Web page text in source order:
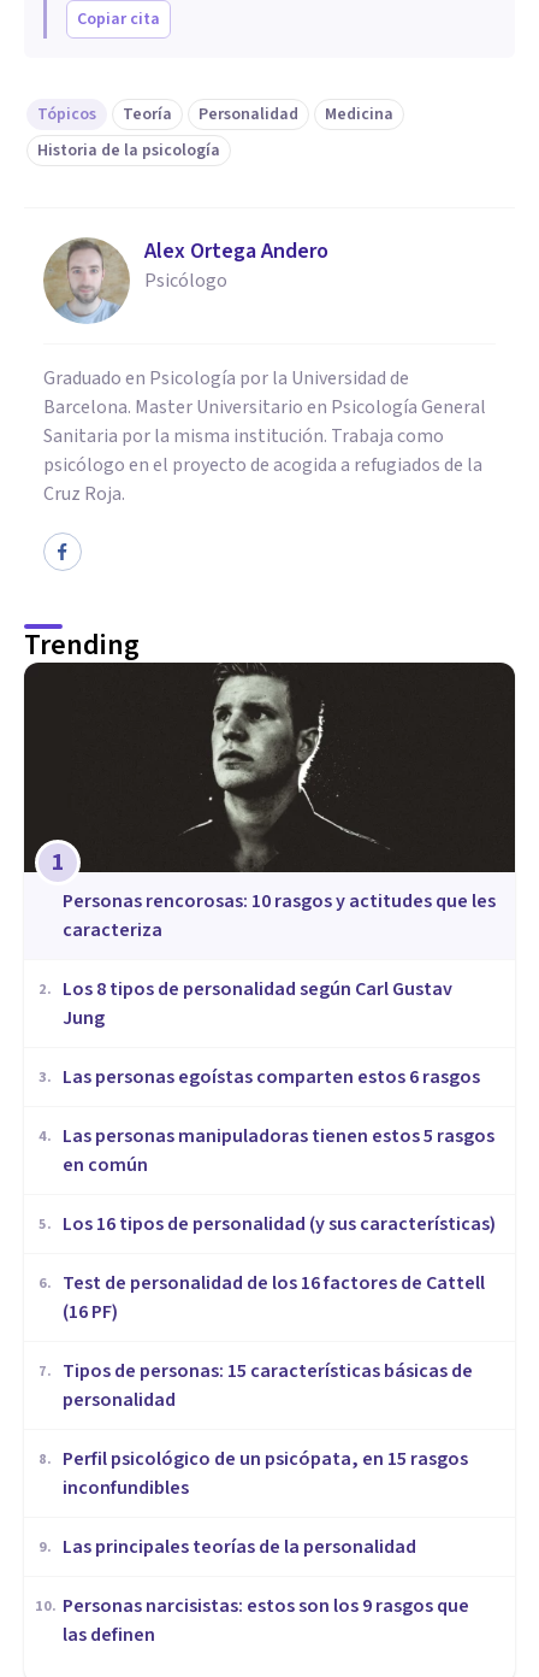
Copiar cita
Tópicos Teoría Personalidad
Medicina
Historia de la psicología
Alex Ortega Andero
Psicólogo
Graduado en Psicología por la Universidad de
Barcelona. Master Universitario en Psicología General
Sanitaria por la misma institución. Trabaja como
psicólogo en el proyecto de acogida a refugiados de la
Cruz Roja.
Trending
1
​Personas rencorosas: 10 rasgos y actitudes que les
caracteriza
2.
​Los 8 tipos de personalidad según Carl Gustav
Jung
3. Las personas egoístas comparten estos 6 rasgos
4.
Las personas manipuladoras tienen estos 5 rasgos
en común
5. Los 16 tipos de personalidad (y sus características)
6.
Test de personalidad de los 16 factores de Cattell
(16 PF)
7.
Tipos de personas: 15 características básicas de
personalidad
8.
Perfil psicológico de un psicópata, en 15 rasgos
inconfundibles
9. Las principales teorías de la personalidad
10. Personas narcisistas: estos son los 9 rasgos que
las definen